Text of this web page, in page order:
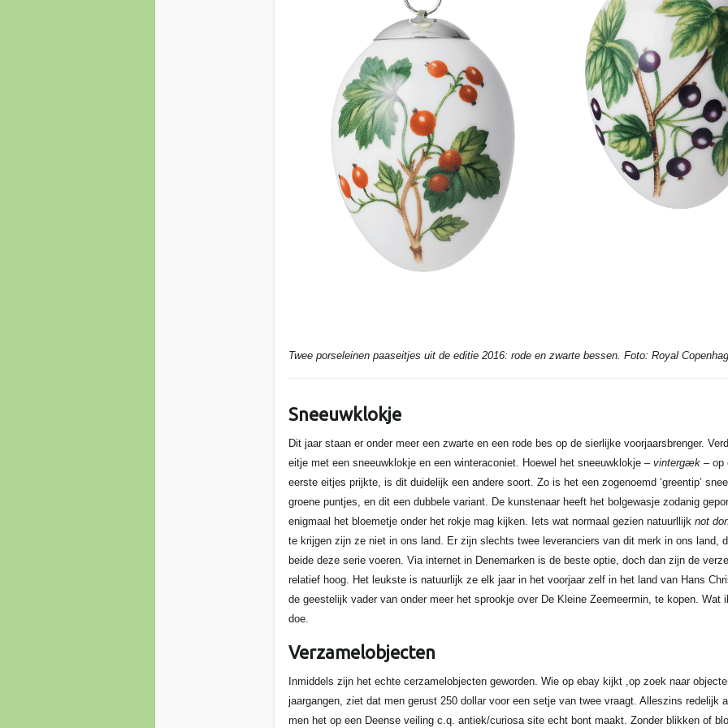
Twee porseleinen paaseitjes uit de editie 2016: rode en zwarte bessen. Foto: Royal
Sneeuwklokje
Dit jaar staan er onder meer een zwarte en een rode bes op de sierlijke voorjaarsbrenger.
eitje met een sneeuwklokje en een winteraconiet. Hoewel het sneeuwklokje – vintergæk– op
eerste eitjes prijkte, is dit duidelijk een andere soort. Zo is het een zogenoemd ‘greentip’
groene puntjes, en dit een dubbele variant. De kunstenaar heeft het bolgewasje zodanig
enigmaal het bloemetje onder het rokje mag kijken. Iets wat normaal gezien natuurllijk not
te krijgen zijn ze niet in ons land. Er zijn slechts twee leveranciers van dit merk in ons land,
beide deze serie voeren. Via internet in Denemarken is de beste optie, doch dan zijn de
relatief hoog. Het leukste is natuurlijk ze elk jaar in het voorjaar zelf in het land van Hans
de geestelijk vader van onder meer het sprookje over De Kleine Zeemeermin, te kopen. Wat
doe.
Verzamelobjecten
Inmiddels zijn het echte cerzamelobjecten geworden. Wie op ebay kijkt ,op zoek naar
jaargangen, ziet dat men gerust 250 dollar voor een setje van twee vraagt. Alleszins redelijk
men het op een Deense veiling c.q. antiek/curiosa site echt bont maakt. Zonder blikken of